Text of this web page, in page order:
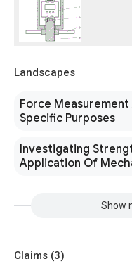
Landscapes
Force
Specific Purposes
Investigating
Application Of
Show
Claims (3)